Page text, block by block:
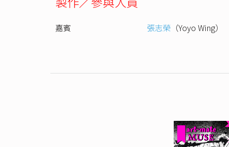
嘉賓 張志榮 （Yoyo Wing）